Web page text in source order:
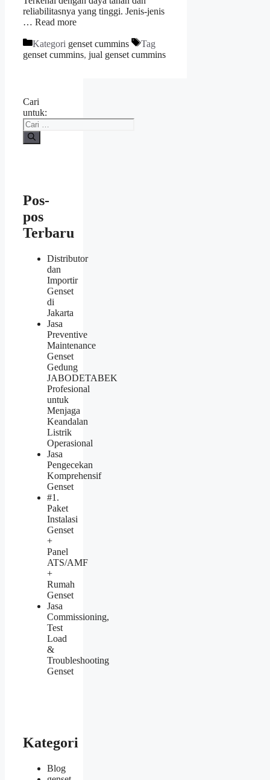
reliabilitasnya yang tinggi. Jenis-jenis
… Read more
Kategori genset cummins
Tag
genset cummins, jual genset cummins
Cari
untuk:
Pos-
pos
Terbaru
Distributor
dan
Importir
Genset
di
Jakarta
Jasa
Preventive
Maintenance
Genset
Gedung
JABODETABEK
Profesional
untuk
Menjaga
Keandalan
Listrik
Operasional
Jasa
Pengecekan
Komprehensif
Genset
#1.
Paket
Instalasi
Genset
+
Panel
ATS/AMF
+
Rumah
Genset
Jasa
Commissioning,
Test
Load
&
Troubleshooting
Genset
Kategori
Blog